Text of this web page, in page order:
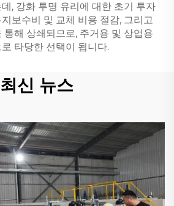
, 강화 투명 유리에 대한 초기 투자
보수비 및 교체 비용 절감, 그리고
통해 상쇄되므로, 주거용 및 상업용
타당한 선택이 됩니다.
최신 뉴스